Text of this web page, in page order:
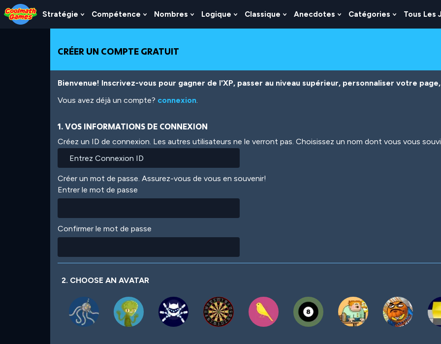
Skip
to
Top
Skip
to
Navigation
Skip
to
Main
Skip
to
Footer
Aller
au
contenu
Stratégie
Show
Submenu
Stratégie
Compétence
Show
Submenu
Compétence
Nombres
Show
Submenu
Logique
Show
Submenu
Classique
Show
Submenu
Anecdotes
Show
Submenu
Catégories
Show
Submenu
Tous Les
CRÉER UN COMPTE GRATUIT
Bienvenue! Inscrivez-vous pour gagner de l'XP, passer au niveau supérieur, personnaliser votre
Vous avez déjà un compte? connexion.
1. VOS INFORMATIONS DE CONNEXION
Créez un ID de connexion. Les autres utilisateurs ne le verront pas. Choisissez un nom dont vous vous
Créer un mot de passe. Assurez-vous de vous en souvenir!
Entrer le mot de passe
Confirmer le mot de passe
2. CHOOSE AN AVATAR